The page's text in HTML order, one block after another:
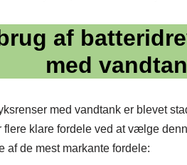
af
med
med vandtank er blevet
klare fordele ved at vælge
af de mest markante fordele: